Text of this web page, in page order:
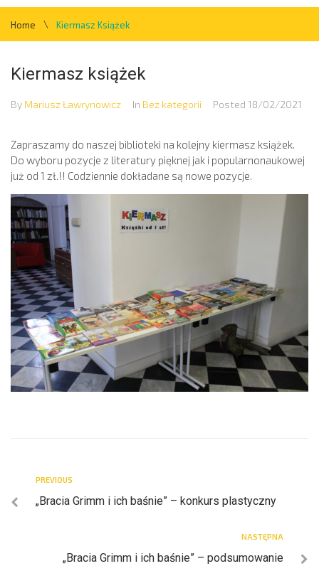
Home \ Kiermasz Książek
Kiermasz książek
By Mariusz Ławrynowicz In Bez kategorii Posted 18/02/2021
Zapraszamy do naszej biblioteki na kolejny kiermasz książek.
Do wyboru pozycje z literatury pięknej jak i popularnonaukowej
już od 1 zł.!! Codziennie dokładane są nowe pozycje.
PREVIOUS
„Bracia Grimm i ich baśnie” – konkurs plastyczny
NASTĘPNA
„Bracia Grimm i ich baśnie” – podsumowanie